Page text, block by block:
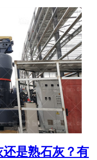
是熟石灰？有